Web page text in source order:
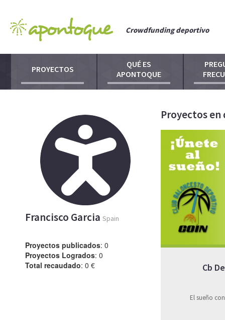
Crowdfunding deportivo
PROYECTOS
QUÉ ES
APONTOQUE
Francisco Garcia Spain
Proyectos publicados: 0
Proyectos Logrados: 0
Total recaudado: 0 €
Proyectos en
Cb
El sueño